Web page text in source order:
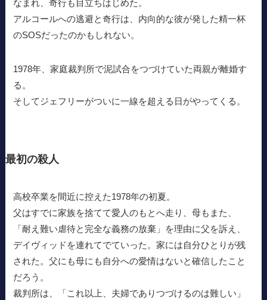
なまれ、奇行も目立ちはじめた。
アルコールへの逃避と奇行は、内向的な彼が発した精一杯
のSOSだったのかもしれない。
1978年、家庭裁判所で泥試合をつづけていた両親が離婚す
る。
そしてジェフリーがついに一線を超える日がやってくる。
最初の殺人
高校卒業を間近に控えた1978年の初夏。
父はすでに家族を捨てて愛人のもとへ走り、母もまた、
「耐え難い虐待と完全な義務の放棄」を理由に父を訴え、
デイヴィッドを連れてでていった。家には自分ひとりが残
された。父にも母にも自分への愛情はないと確信したこと
だろう。
裁判所は、「これ以上、夫婦でありつづけるのは難しい」